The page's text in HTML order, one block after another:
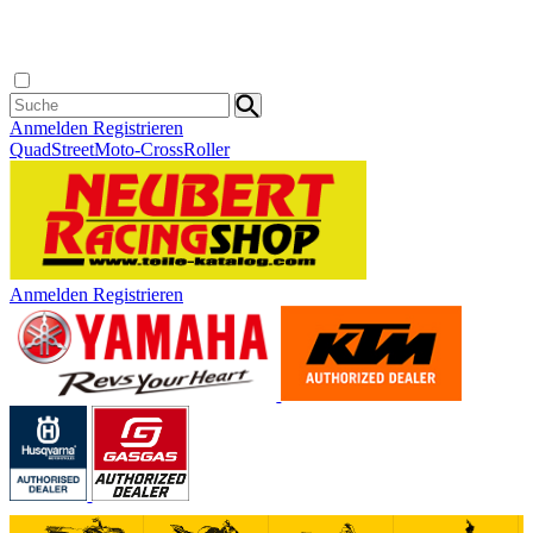
Anmelden Registrieren
QuadStreetMoto-CrossRoller
Anmelden Registrieren